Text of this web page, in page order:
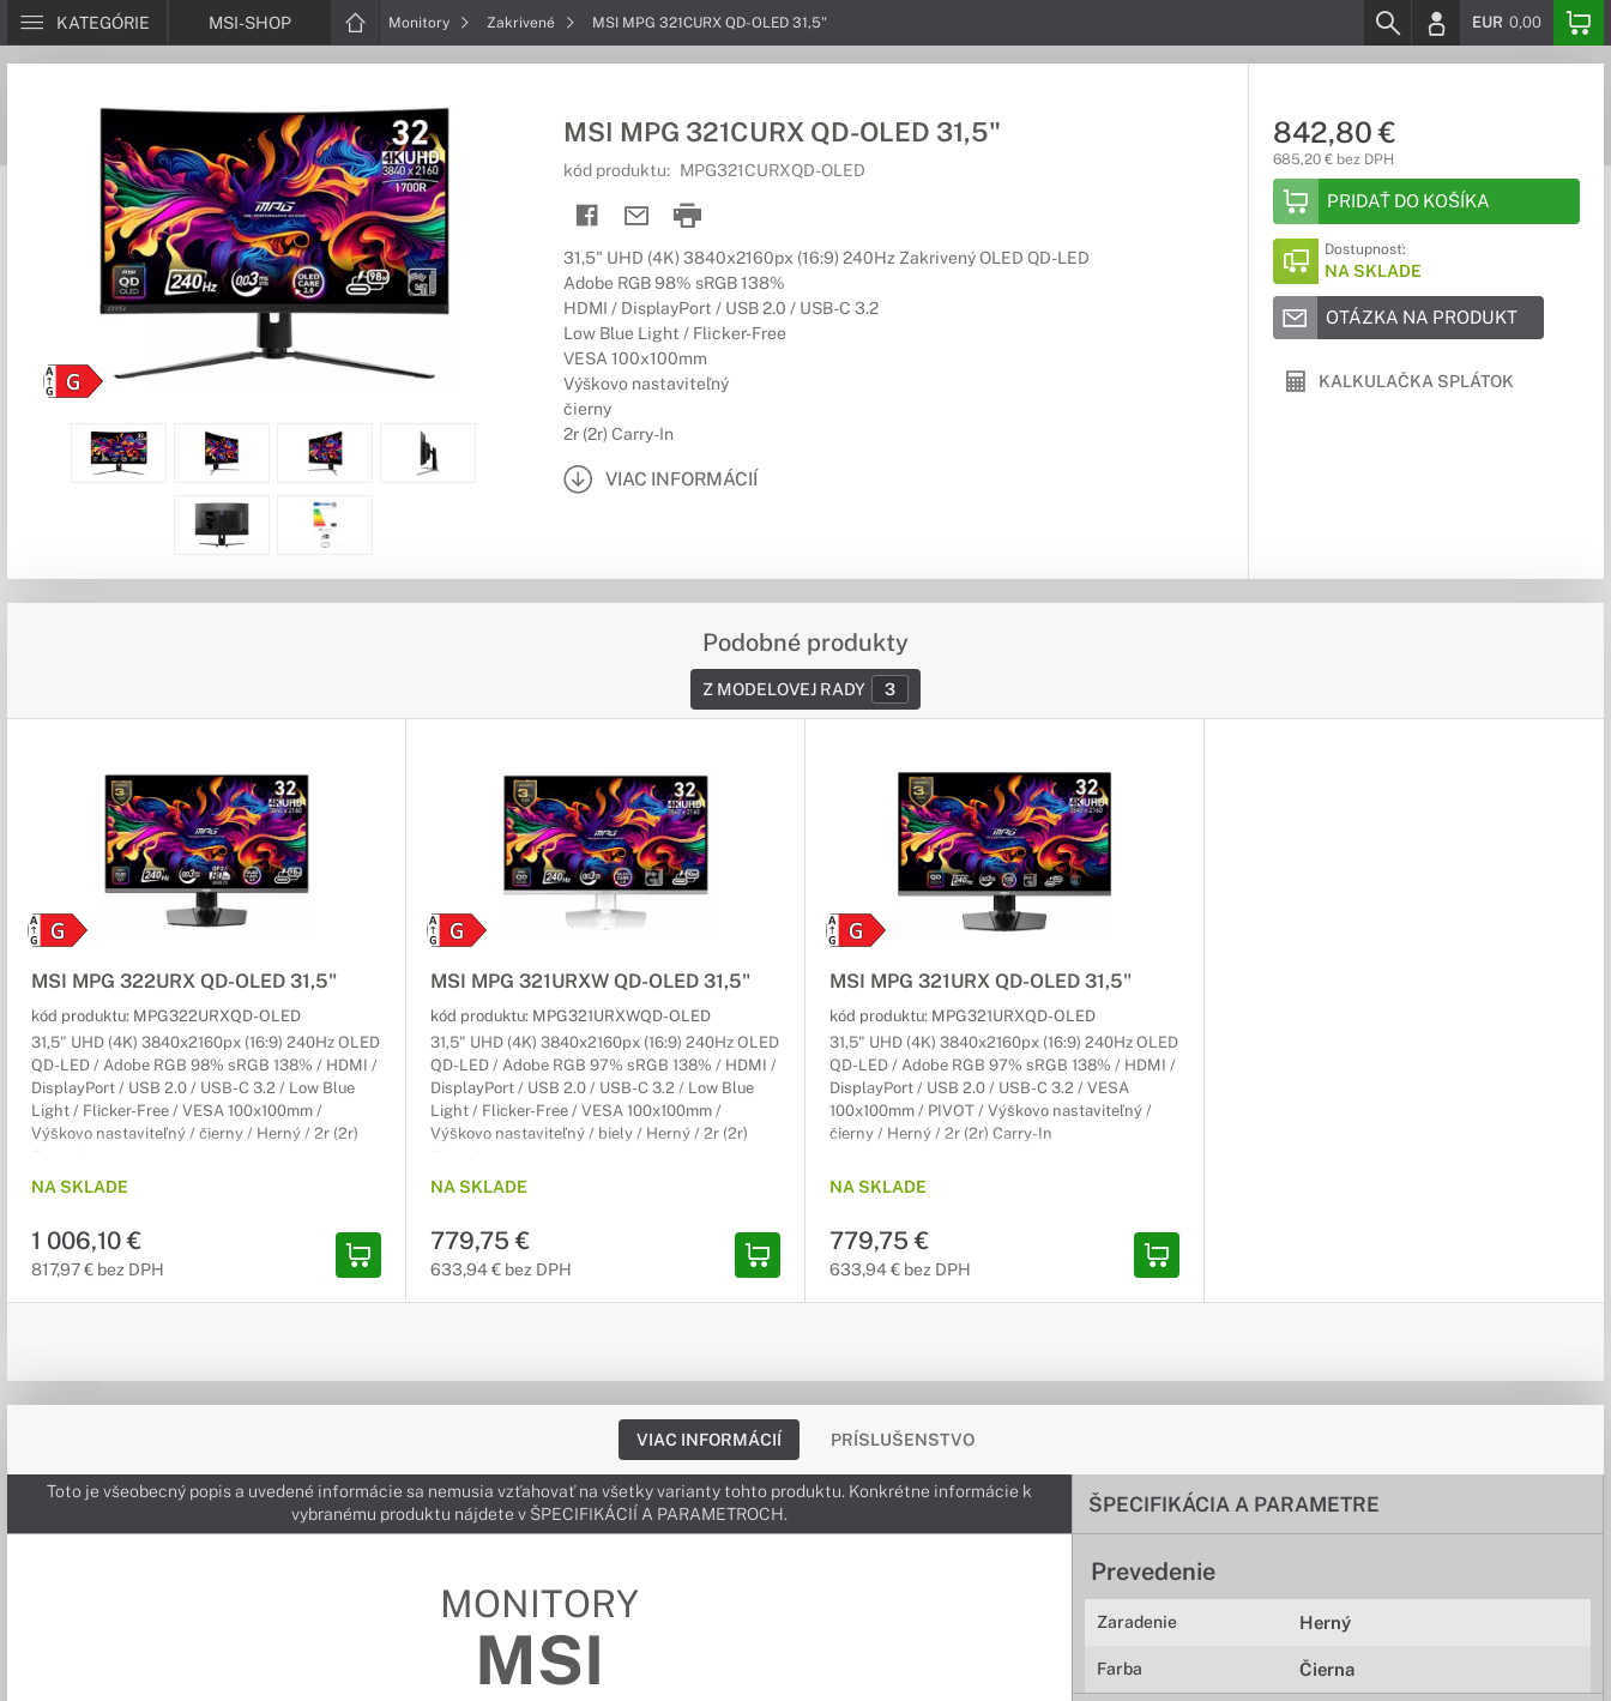
KATEGÓRIE MSI-SHOP Monitory Zakrivené MSI MPG 321CURX QD-OLED 31,5" EUR 0,00
MSI MPG 321CURX QD-OLED 31,5"
kód produktu: MPG321CURXQD-OLED
31,5" UHD (4K) 3840x2160px (16:9) 240Hz Zakrivený OLED QD-LED
Adobe RGB 98% sRGB 138%
HDMI / DisplayPort / USB 2.0 / USB-C 3.2
Low Blue Light / Flicker-Free
VESA 100x100mm
Výškovo nastaviteľný
čierny
2r (2r) Carry-In
VIAC INFORMÁCIÍ
842,80 €
685,20 € bez DPH
PRIDAŤ DO KOŠÍKA
Dostupnosť:
NA SKLADE
OTÁZKA NA PRODUKT
KALKULAČKA SPLÁTOK
Podobné produkty
Z MODELOVEJ RADY 3
MSI MPG 322URX QD-OLED 31,5"
kód produktu: MPG322URXQD-OLED
31,5" UHD (4K) 3840x2160px (16:9) 240Hz OLED
QD-LED / Adobe RGB 98% sRGB 138% / HDMI /
DisplayPort / USB 2.0 / USB-C 3.2 / Low Blue
Light / Flicker-Free / VESA 100x100mm /
Výškovo nastaviteľný / čierny / Herný / 2r (2r)
NA SKLADE
1 006,10 €
817,97 € bez DPH
MSI MPG 321URXW QD-OLED 31,5"
kód produktu: MPG321URXWQD-OLED
31,5" UHD (4K) 3840x2160px (16:9) 240Hz OLED
QD-LED / Adobe RGB 97% sRGB 138% / HDMI /
DisplayPort / USB 2.0 / USB-C 3.2 / Low Blue
Light / Flicker-Free / VESA 100x100mm /
Výškovo nastaviteľný / biely / Herný / 2r (2r)
NA SKLADE
779,75 €
633,94 € bez DPH
MSI MPG 321URX QD-OLED 31,5"
kód produktu: MPG321URXQD-OLED
31,5" UHD (4K) 3840x2160px (16:9) 240Hz OLED
QD-LED / Adobe RGB 97% sRGB 138% / HDMI /
DisplayPort / USB 2.0 / USB-C 3.2 / VESA
100x100mm / PIVOT / Výškovo nastaviteľný /
čierny / Herný / 2r (2r) Carry-In
NA SKLADE
779,75 €
633,94 € bez DPH
VIAC INFORMÁCIÍ PRÍSLUŠENSTVO
ŠPECIFIKÁCIA A PARAMETRE
Prevedenie
Zaradenie Herný
Farba Čierna
Toto je všeobecný popis a uvedené informácie sa nemusia vzťahovať na všetky varianty tohto produktu. Konkrétne informácie k
vybranému produktu nájdete v ŠPECIFIKÁCIÍ A PARAMETROCH.
MONITORY
MSI